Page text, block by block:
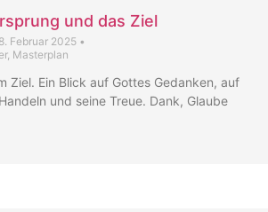
und das Ziel
8. Februar 2025 •
, Masterplan
Ziel. Ein Blick auf Gottes Gedanken, auf
und seine Treue. Dank, Glaube